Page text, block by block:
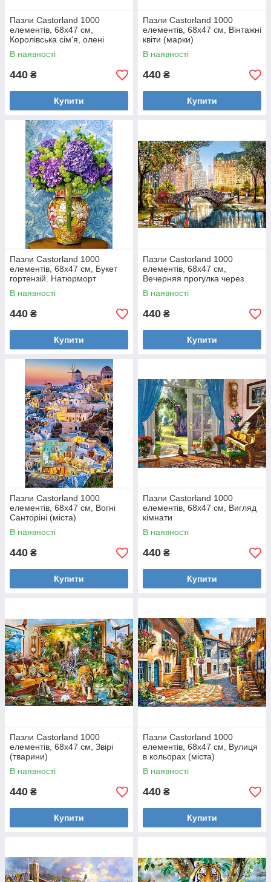
Пазли Castorland 1000
елементів, 68х47 см,
Королівська сім'я, олені
(тварини)
В наявності
440 ₴
Купити
Пазли Castorland 1000
елементів, 68х47 см, Вінтажні
квіти (марки)
В наявності
440 ₴
Купити
Пазли Castorland 1000
елементів, 68х47 см, Букет
гортензій. Натюрморт
В наявності
440 ₴
Купити
Пазли Castorland 1000
елементів, 68х47 см,
Вечерняя прогулка через
Центральний парк
В наявності
440 ₴
Купити
Пазли Castorland 1000
елементів, 68х47 см, Вогні
Санторіні (міста)
В наявності
440 ₴
Купити
Пазли Castorland 1000
елементів, 68х47 см, Вигляд
кімнати
В наявності
440 ₴
Купити
Пазли Castorland 1000
елементів, 68х47 см, Звірі
(тварини)
В наявності
440 ₴
Купити
Пазли Castorland 1000
елементів, 68х47 см, Вулиця
в кольорах (міста)
В наявності
440 ₴
Купити